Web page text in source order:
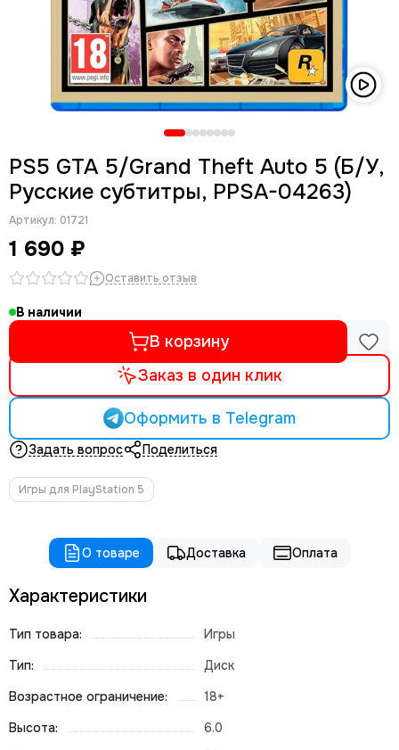
PS5 GTA 5/Grand Theft Auto 5 (Б/У,
Русские субтитры, PPSA-04263)
Артикул: 01721
1 690 ₽
Оставить отзыв
В наличии
В корзину
Заказ в один клик
Оформить в Telegram
Задать вопрос Поделиться
Игры для PlayStation 5
О товаре Доставка Оплата
Характеристики
Тип товара:
Игры
Тип:
Диск
Возрастное ограничение:
18+
Высота:
6.0